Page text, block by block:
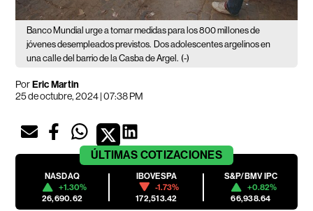
Banco Mundial urge a tomar medidas para los 800 millones de
jóvenes desempleados previstos. Dos adolescentes argelinos en
una calle del barrio de la Casba de Argel. (-)
PorEric Martin
25 de octubre, 2024 | 07:38 PM
ÚLTIMAS COTIZACIONES
NASDAQ
+1.30%
26,690.62
IBOVESPA
-1.73%
172,513.42
S&P/BMV IPC
+0.82%
66,938.64